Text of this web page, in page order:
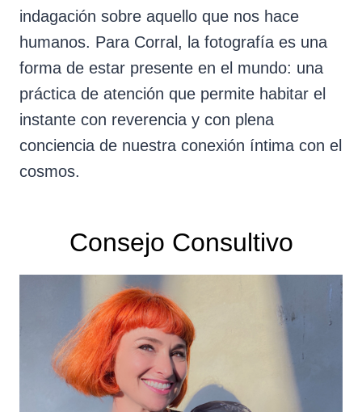
indagación sobre aquello que nos hace
humanos. Para Corral, la fotografía es una
forma de estar presente en el mundo: una
práctica de atención que permite habitar el
instante con reverencia y con plena
conciencia de nuestra conexión íntima con el
cosmos.
Consejo Consultivo